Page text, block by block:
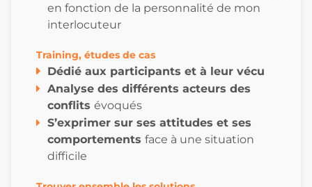
en fonction de la personnalité de mon
interlocuteur
Training, études de cas
Dédié aux participants et à leur vécu
Analyse des différents acteurs des
conflits évoqués
S’exprimer sur ses attitudes et ses
comportements face à une situation
difficile